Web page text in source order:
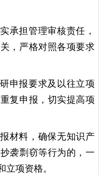
承担管理审核责任，
，严格对照各项要求
申报要求及以往立项
复申报，切实提高项
材料，确保无知识产
袭剽窃等行为的，一
项资格。